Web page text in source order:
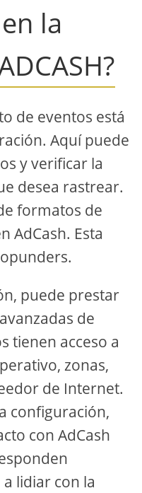
la
de eventos está
Aquí puede
y verificar la
desea rastrear.
formatos de
AdCash. Esta
puede prestar
de
tienen acceso a
zonas,
de Internet.
configuración,
con AdCash
lidiar con la